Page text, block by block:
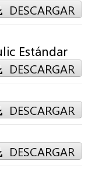
DESCARGAR
Estándar
DESCARGAR
DESCARGAR
DESCARGAR